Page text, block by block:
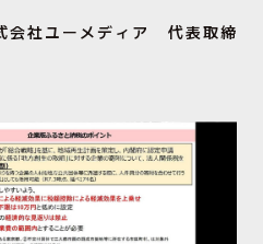
社ユーメディア 代表取締